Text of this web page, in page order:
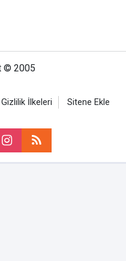
© 2005
Gizlilik İlkeleri Sitene Ekle